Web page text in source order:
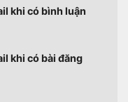
khi có bình luận
khi có bài đăng